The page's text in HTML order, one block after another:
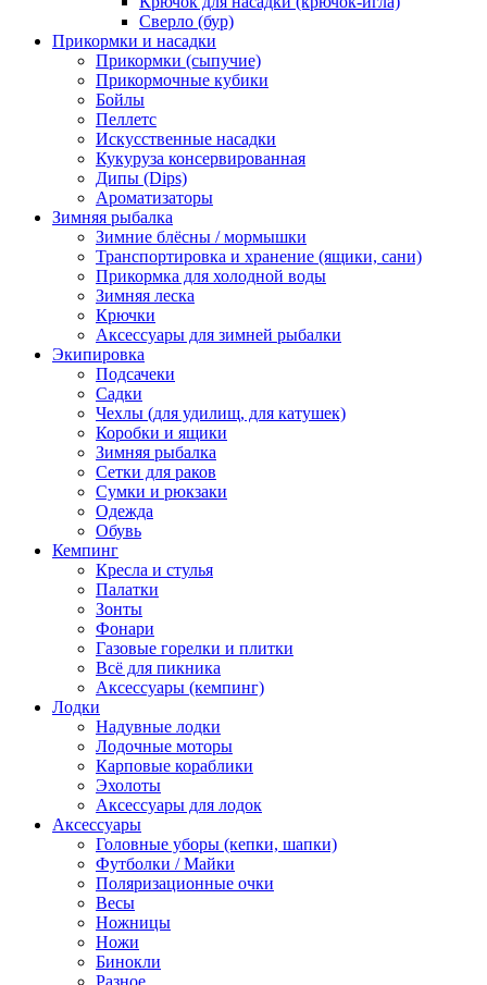
Сверло (бур)
Прикормки и насадки
Прикормки (сыпучие)
Прикормочные кубики
Бойлы
Пеллетс
Искусственные насадки
Кукуруза консервированная
Дипы (Dips)
Ароматизаторы
Зимняя рыбалка
Зимние блёсны / мормышки
Транспортировка и хранение (ящики, сани)
Прикормка для холодной воды
Зимняя леска
Крючки
Аксессуары для зимней рыбалки
Экипировка
Подсачеки
Садки
Чехлы (для удилищ, для катушек)
Коробки и ящики
Зимняя рыбалка
Сетки для раков
Сумки и рюкзаки
Одежда
Обувь
Кемпинг
Кресла и стулья
Палатки
Зонты
Фонари
Газовые горелки и плитки
Всё для пикника
Аксессуары (кемпинг)
Лодки
Надувные лодки
Лодочные моторы
Карповые кораблики
Эхолоты
Аксессуары для лодок
Аксессуары
Головные уборы (кепки, шапки)
Футболки / Майки
Поляризационные очки
Весы
Ножницы
Ножи
Бинокли